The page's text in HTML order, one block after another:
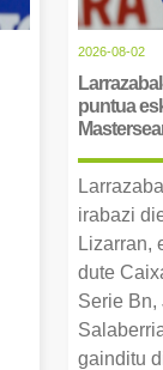
2026-08-02
puntua
irabazi
Lizarran,
dute
Serie Bn,
gainditu